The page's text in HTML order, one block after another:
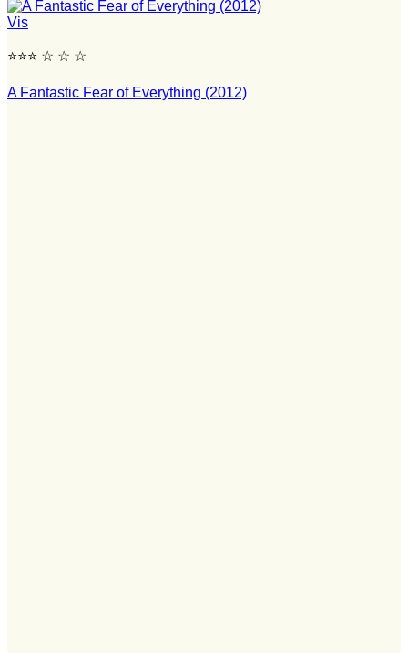
Vis
⭐⭐⭐ ☆ ☆ ☆
A Fantastic Fear of Everything (2012)